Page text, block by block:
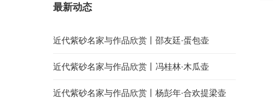
最新动态
近代紫砂名家与作品欣赏丨邵友廷·蛋包壶
近代紫砂名家与作品欣赏丨冯桂林·木瓜壶
近代紫砂名家与作品欣赏丨杨彭年·合欢提梁壶